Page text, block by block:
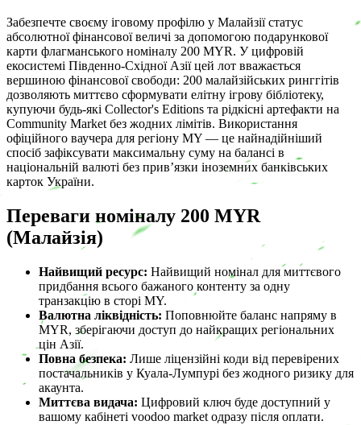
Забезпечте своєму іговому профілю у Малайзії статус
абсолютної фінансової величі за допомогою подарункової
карти флагманського номіналу 200 MYR. У цифровій
екосистемі Південно-Східної Азії цей лот вважається
вершиною фінансової свободи: 200 малайзійських ринггітів
дозволяють миттєво сформувати елітну ігрову бібліотеку,
купуючи будь-які Collector's Editions та рідкісні артефакти на
Community Market без жодних лімітів. Використання
офіційного ваучера для регіону MY — це найнадійніший
спосіб зафіксувати максимальну суму на балансі в
національній валюті без прив’язки іноземних банківських
карток України.
Переваги номіналу 200 MYR
(Малайзія)
Найвищий ресурс: Найвищий номінал для миттєвого
придбання всього бажаного контенту за одну
транзакцію в сторі MY.
Валютна ліквідність: Поповнюйте баланс напряму в
MYR, зберігаючи доступ до найкращих регіональних
цін Азії.
Повна безпека: Лише ліцензійні коди від перевірених
постачальників у Куала-Лумпурі без жодного ризику для
акаунта.
Миттєва видача: Цифровий ключ буде доступний у
вашому кабінеті voodoo market одразу після оплати.